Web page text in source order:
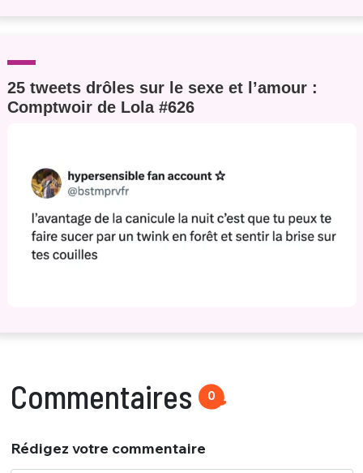
25 tweets drôles sur le sexe et l’amour :
Comptwoir de Lola #626
Commentaires 0
Rédigez votre commentaire